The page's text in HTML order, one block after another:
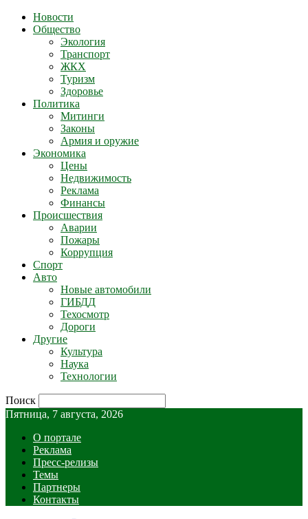
Новости
Общество
Экология
Транспорт
ЖКХ
Туризм
Здоровье
Политика
Митинги
Законы
Армия и оружие
Экономика
Цены
Недвижимость
Реклама
Финансы
Происшествия
Аварии
Пожары
Коррупция
Спорт
Авто
Новые автомобили
ГИБДД
Техосмотр
Дороги
Другие
Культура
Наука
Технологии
Поиск
Пятница, 7 августа, 2026
О портале
Реклама
Пресс-релизы
Темы
Партнеры
Контакты